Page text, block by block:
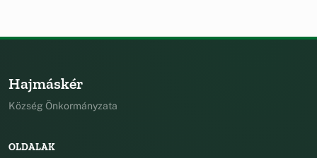
Hajmáskér
Község Önkormányzata
OLDALAK